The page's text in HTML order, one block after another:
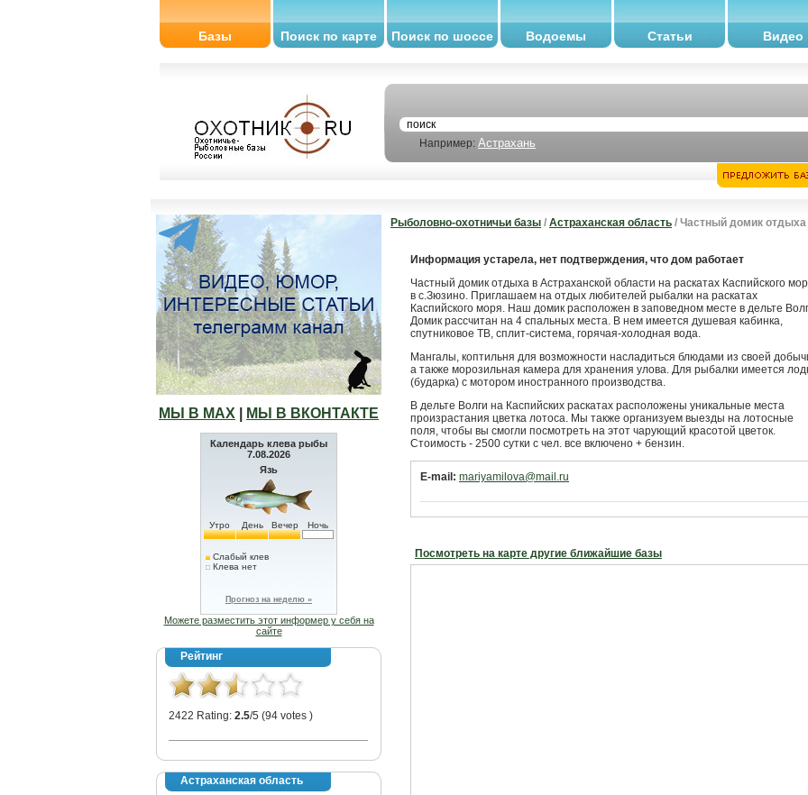
Базы Поиск по карте Поиск по шоссе Водоемы Статьи Видео
Например: Астрахань
МЫ В МАХ МЫ В ВКОНТАКТЕ
Календарь клева рыбы
7.08.2026
Язь
Утро День Вечер Ночь
Слабый клев
Клева нет
Прогноз на неделю »
Можете разместить этот информер у себя на
сайте
Рейтинг
2422 Rating: 2.5/5 (94 votes )
Астраханская область
Рыболовно-охотничьи базы / Астраханская область / Частный домик отдыха
Информация устарела, нет подтверждения, что дом работает
Частный домик отдыха в Астраханской области на раскатах Каспийского
в с.Зюзино. Приглашаем на отдых любителей рыбалки на раскатах
Каспийского моря. Наш домик расположен в заповедном месте в дельте
Домик рассчитан на 4 спальных места. В нем имеется душевая кабинка,
спутниковое ТВ, сплит-система, горячая-холодная вода.
Мангалы, коптильня для возможности насладиться блюдами из своей
а также морозильная камера для хранения улова. Для рыбалки имеется
(бударка) с мотором иностранного производства.
В дельте Волги на Каспийских раскатах расположены уникальные места
произрастания цветка лотоса. Мы также организуем выезды на лотосные
поля, чтобы вы смогли посмотреть на этот чарующий красотой цветок.
Стоимость - 2500 сутки с чел. все включено + бензин.
E-mail: mariyamilova@mail.ru
Посмотреть на карте другие ближайшие базы